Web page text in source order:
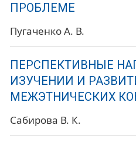
ПРОБЛЕМЕ
Пугаченко А. В.
ПЕРСПЕКТИВНЫЕ
ИЗУЧЕНИИ И
МЕЖЭТНИЧЕСКИХ
Сабирова В. К.